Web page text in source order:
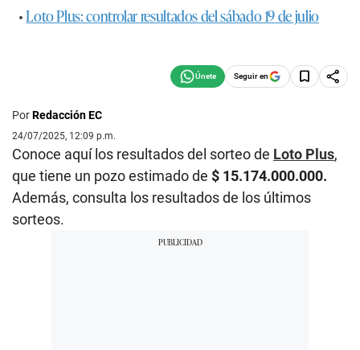
•Loto Plus: controlar resultados del sábado 19 de julio
Seguir en
PorRedacción EC
24/07/2025, 12:09 p.m.
Conoce aquí los resultados del sorteo de Loto Plus,
que tiene un pozo estimado de $ 15.174.000.000.
Además, consulta los resultados de los últimos
sorteos.